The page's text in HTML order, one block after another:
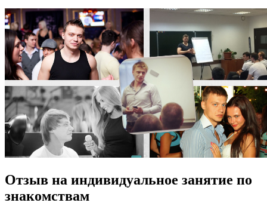
Отзыв на индивидуальное занятие по
знакомствам